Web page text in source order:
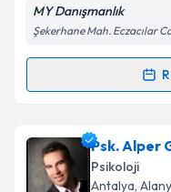
MY Danışmanlık
Şekerhane Mah. Eczacılar
Randevu
Psk. Merve Yıldız
oluşturun. Size bu
takvim
Psk. Alper
Psikoloji
Antalya,